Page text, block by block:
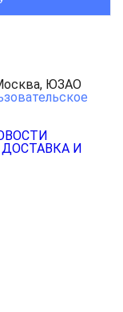
ЮЗАО
ДОСТАВКА И